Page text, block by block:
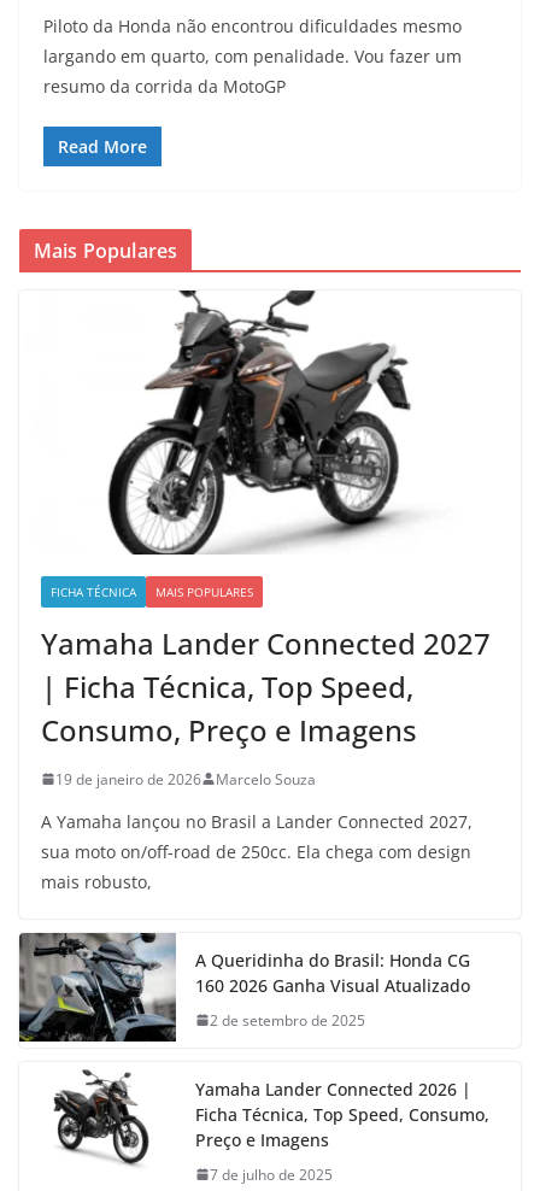
Piloto da Honda não encontrou dificuldades mesmo
largando em quarto, com penalidade. Vou fazer um
resumo da corrida da MotoGP
Read More
Mais Populares
FICHA TÉCNICA MAIS POPULARES
Yamaha Lander Connected 2027
| Ficha Técnica, Top Speed,
Consumo, Preço e Imagens
19 de janeiro de 2026 Marcelo Souza
A Yamaha lançou no Brasil a Lander Connected 2027,
sua moto on/off-road de 250cc. Ela chega com design
mais robusto,
A Queridinha do Brasil: Honda CG
160 2026 Ganha Visual Atualizado
2 de setembro de 2025
Yamaha Lander Connected 2026 |
Ficha Técnica, Top Speed, Consumo,
Preço e Imagens
7 de julho de 2025